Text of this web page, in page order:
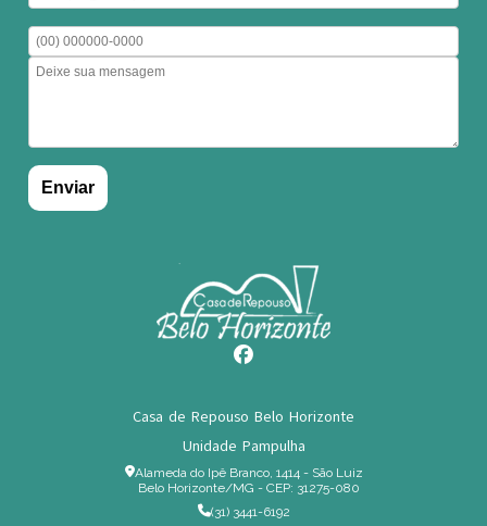
Casa de Repouso Belo Horizonte
Unidade Pampulha
Alameda do Ipê Branco, 1414 - São Luiz
Belo Horizonte/MG - CEP: 31275-080
(31) 3441-6192